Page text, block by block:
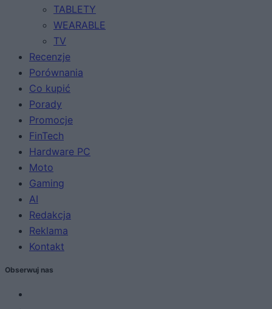
TABLETY
WEARABLE
TV
Recenzje
Porównania
Co kupić
Porady
Promocje
FinTech
Hardware PC
Moto
Gaming
AI
Redakcja
Reklama
Kontakt
Obserwuj nas